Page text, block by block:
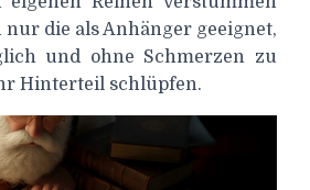
nur die als Anhänger geeignet,
und ohne Schmerzen zu
Hinterteil schlüpfen.